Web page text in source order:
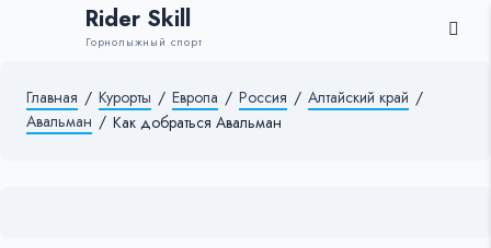
Rider Skill
Горнолыжный спорт
Главная / Курорты / Европа / Россия / Алтайский край /
Авальман / Как добраться Авальман